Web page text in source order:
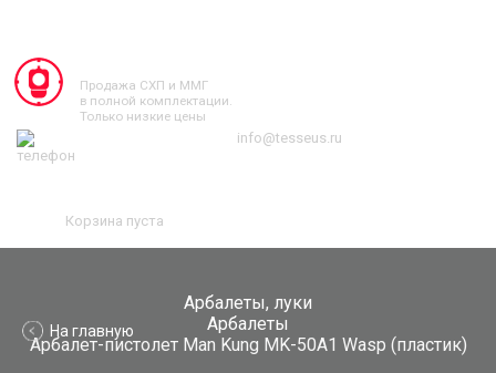
Продажа СХП и ММГ
в полной комплектации.
Только низкие цены
info@tesseus.ru
Корзина пуста
Арбалеты, луки
Арбалеты
Арбалет-пистолет Man Kung MK-50A1 Wasp (пластик)
На главную